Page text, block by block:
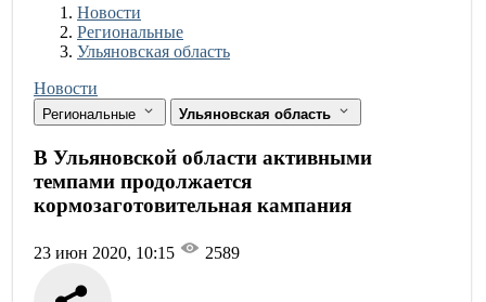
Новости
Разделы
Новости
Региональные
Ульяновская область
Новости
Региональные Ульяновская область
В Ульяновской области активными
темпами продолжается
кормозаготовительная кампания
23 июн 2020, 10:15 2589